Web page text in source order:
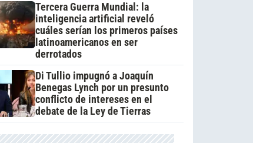
Tercera Guerra Mundial: la
inteligencia artificial reveló
cuáles serían los primeros países
latinoamericanos en ser
derrotados
Di Tullio impugnó a Joaquín
Benegas Lynch por un presunto
conflicto de intereses en el
debate de la Ley de Tierras